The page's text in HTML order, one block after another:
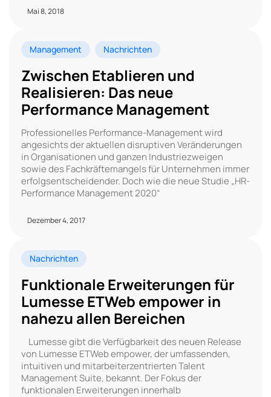
Mai 8, 2018
Management Nachrichten
Zwischen Etablieren und
Realisieren: Das neue
Performance Management
Professionelles Performance-Management wird
angesichts der aktuellen disruptiven Veränderungen
in Organisationen und ganzen Industriezweigen
sowie des Fachkräftemangels für Unternehmen immer
erfolgsentscheidender. Doch wie die neue Studie „HR-
Performance Management 2020“
Dezember 4, 2017
Nachrichten
Funktionale Erweiterungen für
Lumesse ETWeb empower in
nahezu allen Bereichen
Lumesse gibt die Verfügbarkeit des neuen Release
von Lumesse ETWeb empower, der umfassenden,
intuitiven und mitarbeiterzentrierten Talent
Management Suite, bekannt. Der Fokus der
funktionalen Erweiterungen innerhalb